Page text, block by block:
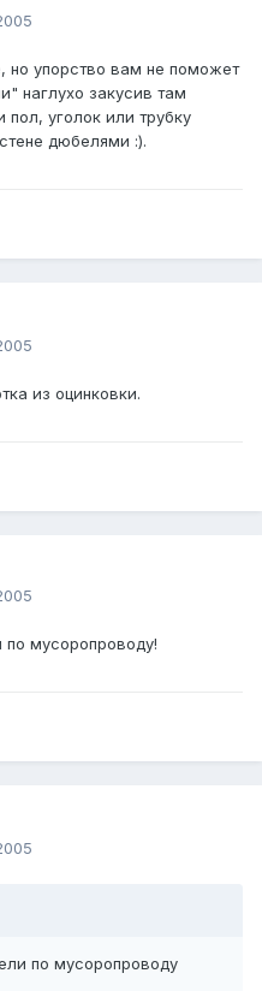
но упорство вам не поможет
наглухо закусив там
уголок или трубку
дюбелями :).
из оцинковки.
мусоропроводу!
по мусоропроводу